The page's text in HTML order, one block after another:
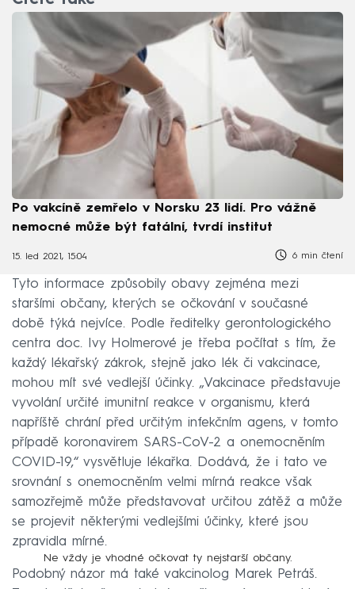
Po vakcíně zemřelo v Norsku 23 lidí. Pro vážně
nemocné může být fatální, tvrdí institut
15. led 2021, 15:04 6 min čtení
Tyto informace způsobily obavy zejména mezi
staršími občany, kterých se očkování v současné
době týká nejvíce. Podle ředitelky gerontologického
centra doc. Ivy Holmerové je třeba počítat s tím, že
každý lékařský zákrok, stejně jako lék či vakcinace,
mohou mít své vedlejší účinky. „Vakcinace představuje
vyvolání určité imunitní reakce v organismu, která
napříště chrání před určitým infekčním agens, v tomto
případě koronavirem SARS-CoV-2 a onemocněním
COVID-19,“ vysvětluje lékařka. Dodává, že i tato ve
srovnání s onemocněním velmi mírná reakce však
samozřejmě může představovat určitou zátěž a může
se projevit některými vedlejšími účinky, které jsou
zpravidla mírné.
Ne vždy je vhodné očkovat ty nejstarší občany.
Podobný názor má také vakcinolog Marek Petráš.